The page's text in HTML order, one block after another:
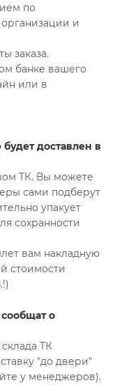
по
и
заказа.
банке вашего
или в
доставлен в
ТК. Вы можете
сами подберут
упакует
сохранности
вам накладную
стоимости
о
ТК
"до двери"
у менеджеров).